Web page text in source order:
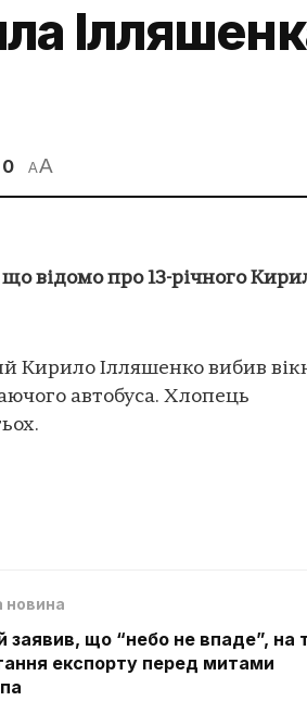
0 AA
відомо про 13-річного
Кирило Ілляшенко вибив
автобуса. Хлопець
новина
заявив, що “небо не впаде”, на
експорту перед митами